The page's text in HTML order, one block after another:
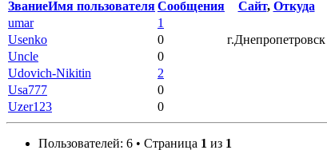
ЗваниеИмя пользователяСообщения Сайт, Откуда
umar
1
Usenko
0 г.Днепропетровск
Uncle
0
Udovich-Nikitin
2
Usa777
0
Uzer123
0
Пользователей: 6 • Страница 1 из 1